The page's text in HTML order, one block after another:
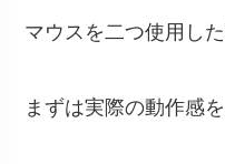
マウスを二つ使用し
まずは実際の動作感を